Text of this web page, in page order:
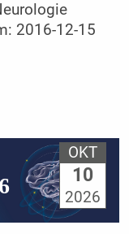
2016-12-15
OKT
10
2026